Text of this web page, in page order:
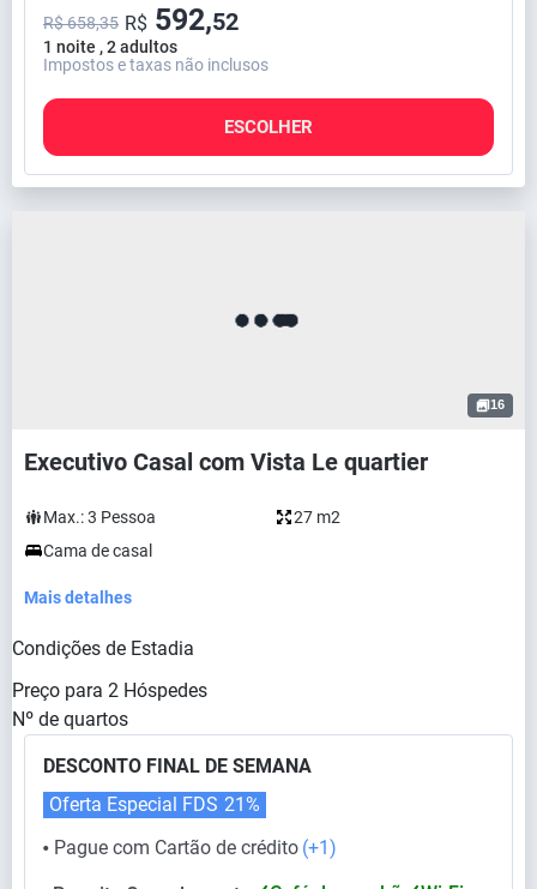
1 noite , 2 adultos
R$ 658,35 R$ 592,52
Impostos e taxas não inclusos
ESCOLHER
16
Executivo Casal com Vista Le quartier
Max.:3 Pessoa
27 m2
Cama de casal
Mais detalhes
Condições de Estadia
Preço para 2 Hóspedes
Nº de quartos
DESCONTO FINAL DE SEMANA
⬤ Pague com Cartão de crédito (+1)
Oferta Especial FDS 21%